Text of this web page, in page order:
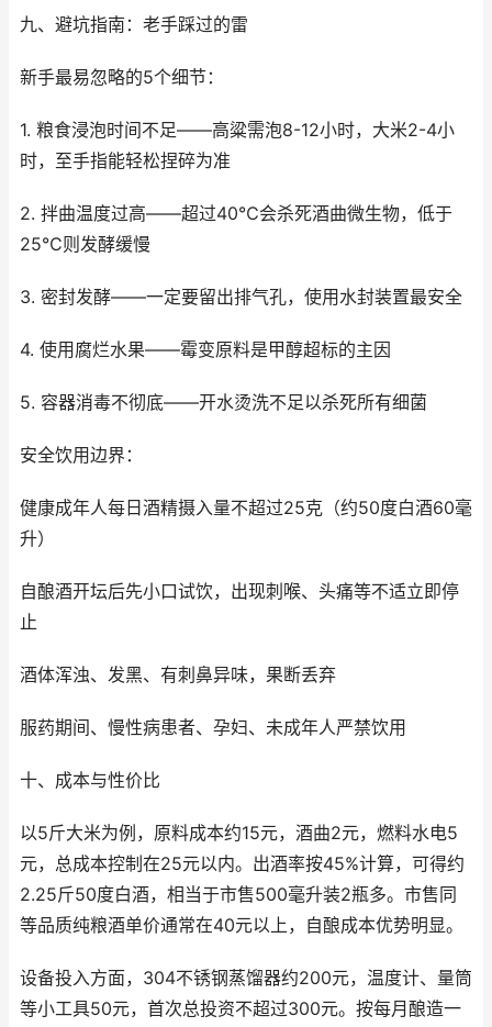
九、避坑指南：老手踩过的雷
新手最易忽略的5个细节：
1. 粮食浸泡时间不足——高粱需泡8-12小时，大米2-4小
时，至手指能轻松捏碎为准
2. 拌曲温度过高——超过40℃会杀死酒曲微生物，低于
25℃则发酵缓慢
3. 密封发酵——一定要留出排气孔，使用水封装置最安全
4. 使用腐烂水果——霉变原料是甲醇超标的主因
5. 容器消毒不彻底——开水烫洗不足以杀死所有细菌
安全饮用边界：
健康成年人每日酒精摄入量不超过25克（约50度白酒60毫
升）
自酿酒开坛后先小口试饮，出现刺喉、头痛等不适立即停
止
酒体浑浊、发黑、有刺鼻异味，果断丢弃
服药期间、慢性病患者、孕妇、未成年人严禁饮用
十、成本与性价比
以5斤大米为例，原料成本约15元，酒曲2元，燃料水电5
元，总成本控制在25元以内。出酒率按45%计算，可得约
2.25斤50度白酒，相当于市售500毫升装2瓶多。市售同
等品质纯粮酒单价通常在40元以上，自酿成本优势明显。
设备投入方面，304不锈钢蒸馏器约200元，温度计、量筒
等小工具50元，首次总投资不超过300元。按每月酿造一